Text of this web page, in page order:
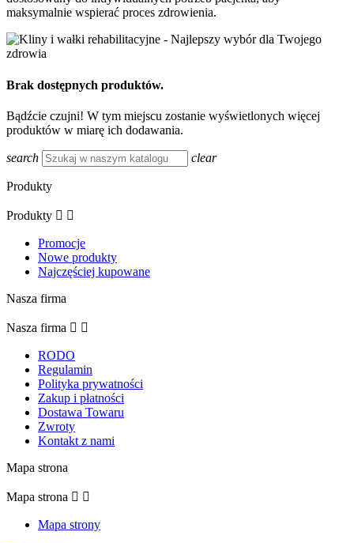
maksymalnie wspierać proces zdrowienia.
Brak dostępnych produktów.
Bądźcie czujni! W tym miejscu zostanie wyświetlonych więcej
produktów w miarę ich dodawania.
search clear
Produkty
Produkty  
Promocje
Nowe produkty
Najczęściej kupowane
Nasza firma
Nasza firma  
RODO
Regulamin
Polityka prywatności
Zakup i płatności
Dostawa Towaru
Zwroty
Kontakt z nami
Mapa strona
Mapa strona  
Mapa strony